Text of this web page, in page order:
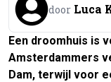
door Luca
Een droomhuis is
Amsterdammers
Dam, terwijl voor